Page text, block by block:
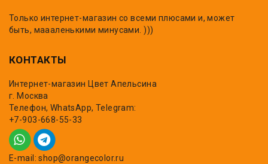
Только интернет-магазин со всеми плюсами и, может
быть, маааленькими минусами. )))
КОНТАКТЫ
Интернет-магазин Цвет Апельсина
г. Москва
Телефон, WhatsApp, Telegram:
+7-903-668-55-33
E-mail: shop@orangecolor.ru